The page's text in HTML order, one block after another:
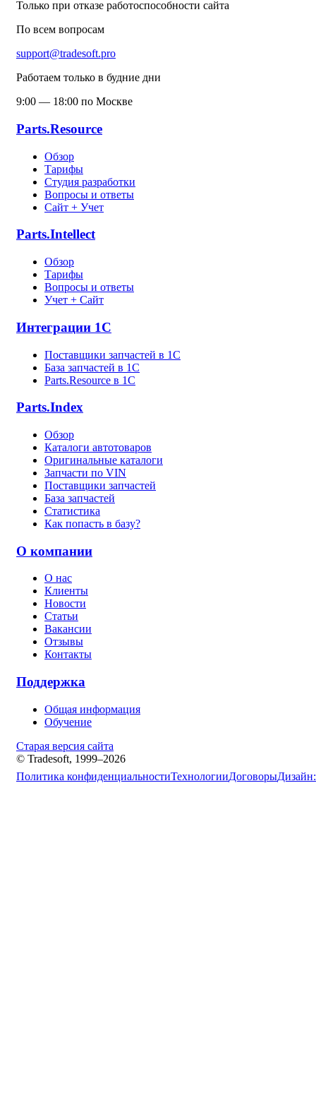
Только при отказе работоспособности сайта
По всем вопросам
support@tradesoft.pro
Работаем только в будние дни
9:00 — 18:00 по Москве
Parts.Resource
Обзор
Тарифы
Студия разработки
Вопросы и ответы
Сайт + Учет
Parts.Intellect
Обзор
Тарифы
Вопросы и ответы
Учет + Сайт
Интеграции 1С
Поставщики запчастей в 1C
База запчастей в 1С
Parts.Resource в 1C
Parts.Index
Обзор
Каталоги автотоваров
Оригинальные каталоги
Запчасти по VIN
Поставщики запчастей
База запчастей
Статистика
Как попасть в базу?
О компании
О нас
Клиенты
Новости
Статьи
Вакансии
Отзывы
Контакты
Поддержка
Общая информация
Обучение
Старая версия сайта
© Tradesoft, 1999–2026
Политика конфиденциальностиТехнологииДоговорыДизайн: